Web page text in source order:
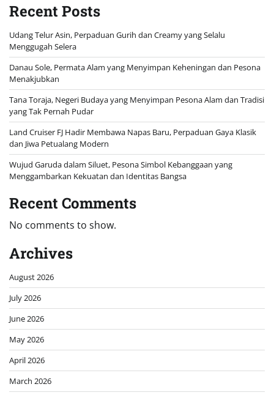
Recent Posts
Udang Telur Asin, Perpaduan Gurih dan Creamy yang Selalu
Menggugah Selera
Danau Sole, Permata Alam yang Menyimpan Keheningan dan Pesona
Menakjubkan
Tana Toraja, Negeri Budaya yang Menyimpan Pesona Alam dan Tradisi
yang Tak Pernah Pudar
Land Cruiser FJ Hadir Membawa Napas Baru, Perpaduan Gaya Klasik
dan Jiwa Petualang Modern
Wujud Garuda dalam Siluet, Pesona Simbol Kebanggaan yang
Menggambarkan Kekuatan dan Identitas Bangsa
Recent Comments
No comments to show.
Archives
August 2026
July 2026
June 2026
May 2026
April 2026
March 2026